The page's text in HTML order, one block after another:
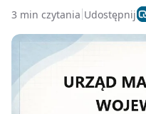
3 min czytania Udostępnij